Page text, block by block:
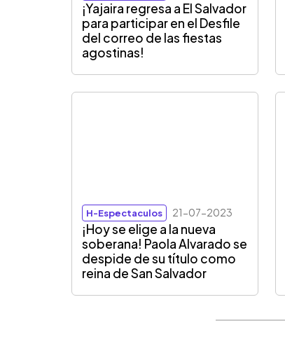
¡Yajaira regresa a El Salvador
para participar en el Desfile
del correo de las fiestas
agostinas!
H-Espectaculos 21-07-2023
¡Hoy se elige a la nueva
soberana! Paola Alvarado se
despide de su título como
reina de San Salvador